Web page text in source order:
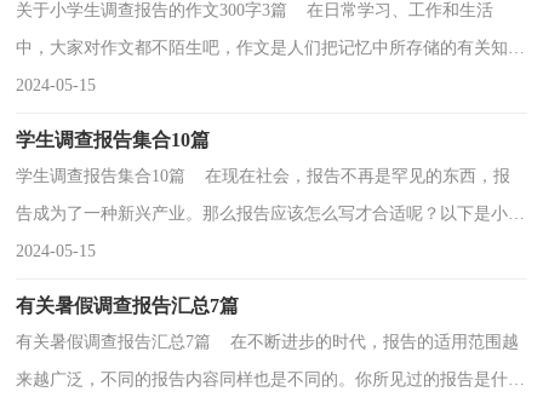
关于小学生调查报告的作文300字3篇 在日常学习、工作和生活
中，大家对作文都不陌生吧，作文是人们把记忆中所存储的有关知
识、经验和思想用书面形式表达出来的记叙方式。还是...
2024-05-15
学生调查报告集合10篇
学生调查报告集合10篇 在现在社会，报告不再是罕见的东西，报
告成为了一种新兴产业。那么报告应该怎么写才合适呢？以下是小编
精心整理的学生调查报告10篇，仅供参考，希望能够帮助...
2024-05-15
有关暑假调查报告汇总7篇
有关暑假调查报告汇总7篇 在不断进步的时代，报告的适用范围越
来越广泛，不同的报告内容同样也是不同的。你所见过的报告是什么